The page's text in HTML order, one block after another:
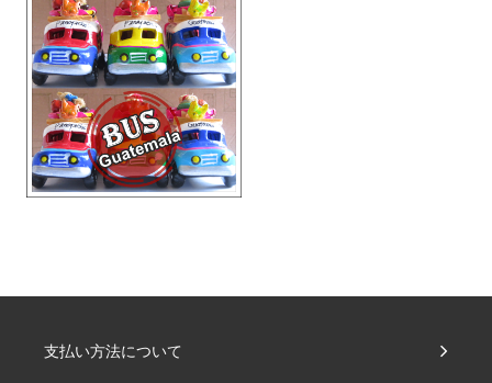
支払い方法について